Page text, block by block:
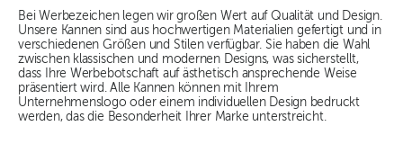
Bei Werbezeichen legen wir großen Wert auf Qualität und Design.
Unsere Kannen sind aus hochwertigen Materialien gefertigt und in
verschiedenen Größen und Stilen verfügbar. Sie haben die Wahl
zwischen klassischen und modernen Designs, was sicherstellt,
dass Ihre Werbebotschaft auf ästhetisch ansprechende Weise
präsentiert wird. Alle Kannen können mit Ihrem
Unternehmenslogo oder einem individuellen Design bedruckt
werden, das die Besonderheit Ihrer Marke unterstreicht.